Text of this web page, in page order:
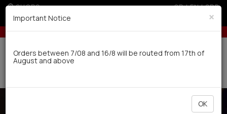
SHOPS GR|EN|SRB
10% off for orders over 250€ for EU & 300€ for non
over 50€
Delivery in 7-9 working days via UPS
×
Important Notice
Orders between 7/08 and 16/8 will be routed from 17th of
August and above
OK